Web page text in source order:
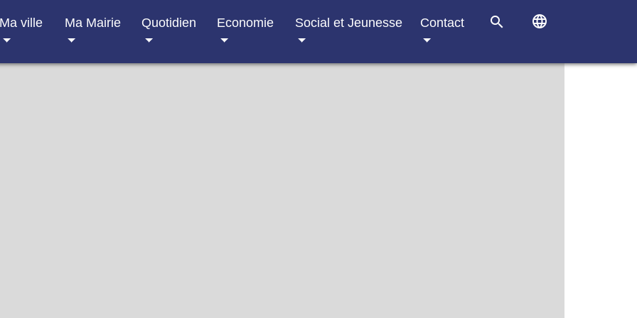
Ma ville Ma Mairie Quotidien Economie Social et Jeunesse Contact search language